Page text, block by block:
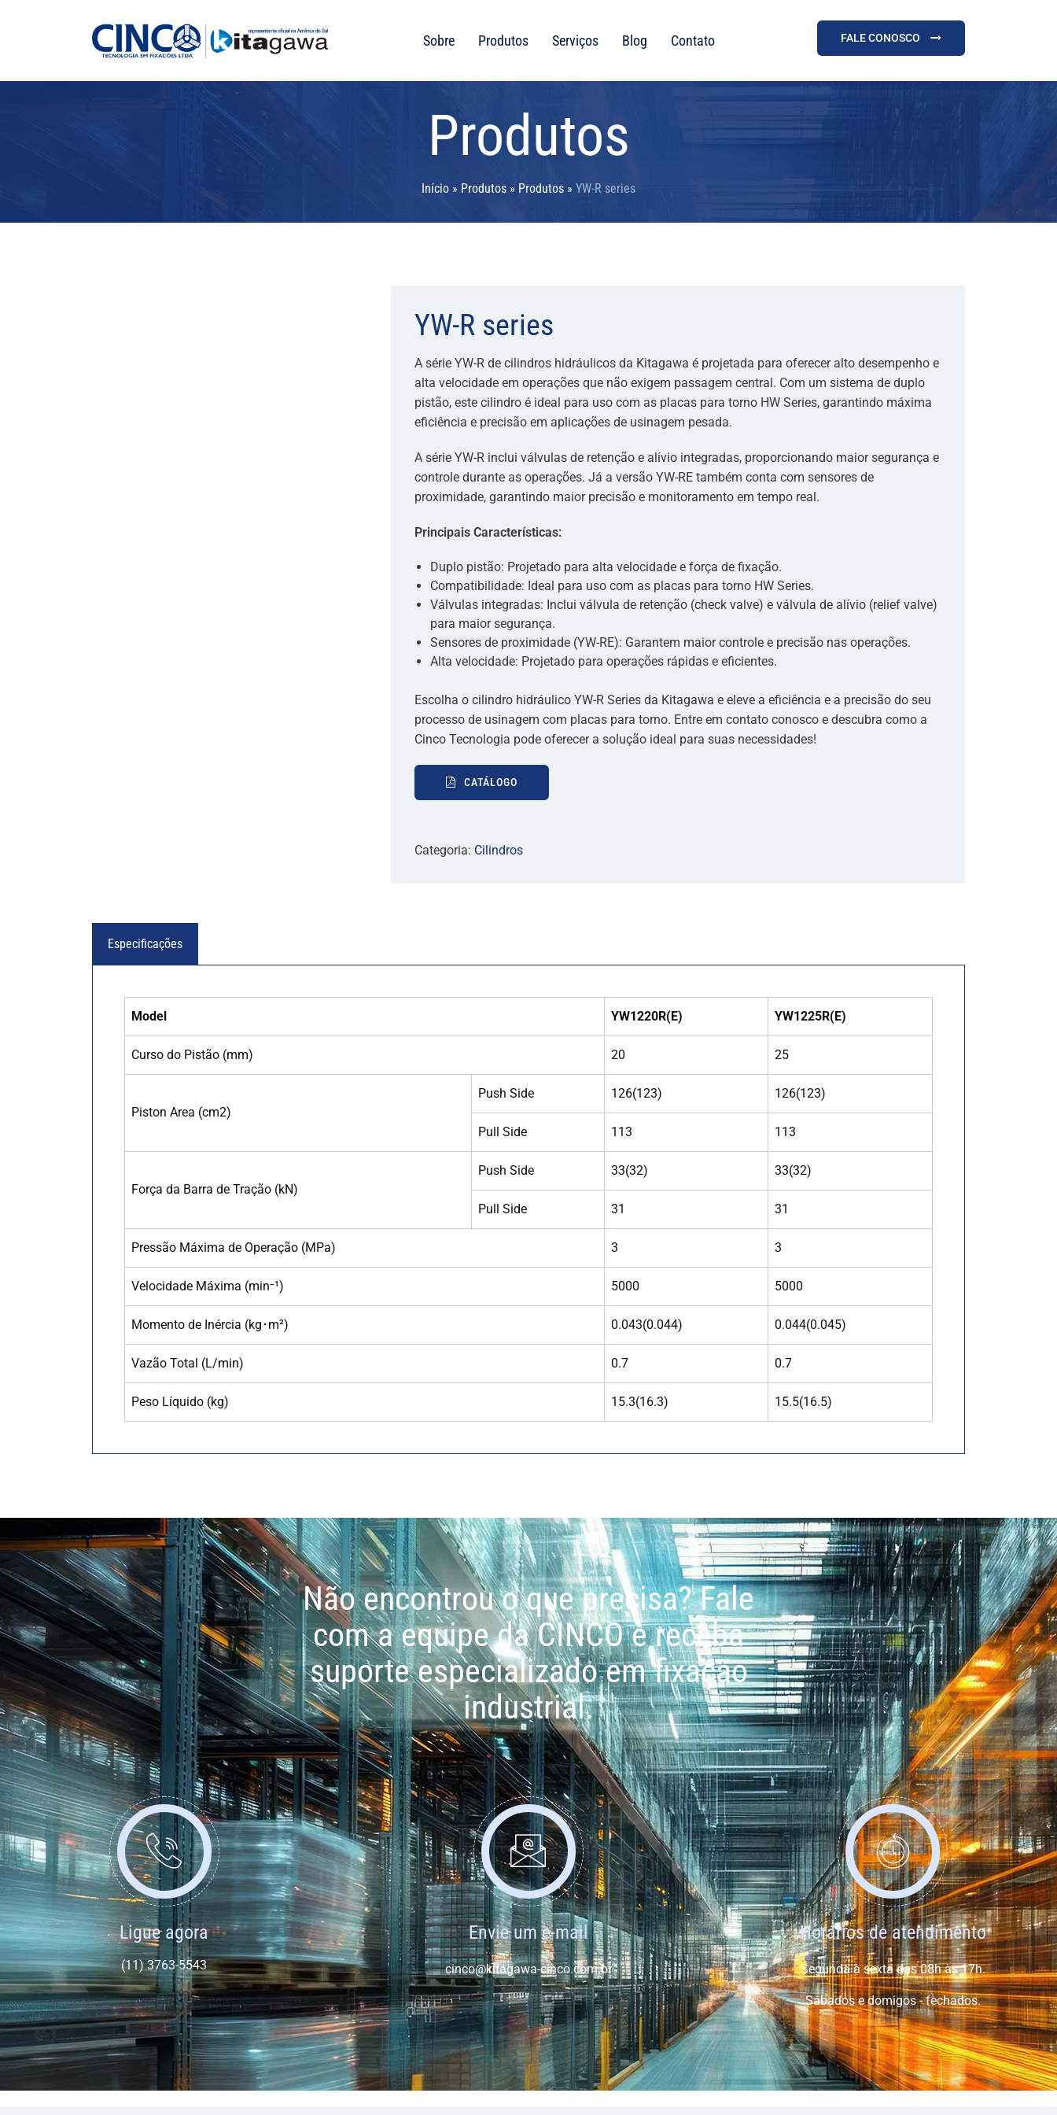
FALE CONOSCO
Sobre Produtos Serviços Blog Contato
Produtos
Início » Produtos » Produtos » YW-R series
YW-R series
A série YW-R de cilindros hidráulicos da Kitagawa é projetada para oferecer alto desempenho e
alta velocidade em operações que não exigem passagem central. Com um sistema de duplo
pistão, este cilindro é ideal para uso com as placas para torno HW Series, garantindo máxima
eficiência e precisão em aplicações de usinagem pesada.
A série YW-R inclui válvulas de retenção e alívio integradas, proporcionando maior segurança e
controle durante as operações. Já a versão YW-RE também conta com sensores de
proximidade, garantindo maior precisão e monitoramento em tempo real.
Principais Características:
Duplo pistão: Projetado para alta velocidade e força de fixação.
Compatibilidade: Ideal para uso com as placas para torno HW Series.
Válvulas integradas: Inclui válvula de retenção (check valve) e válvula de alívio (relief valve)
para maior segurança.
Sensores de proximidade (YW-RE): Garantem maior controle e precisão nas operações.
Alta velocidade: Projetado para operações rápidas e eficientes.
Escolha o cilindro hidráulico YW-R Series da Kitagawa e eleve a eficiência e a precisão do seu
processo de usinagem com placas para torno. Entre em contato conosco e descubra como a
Cinco Tecnologia pode oferecer a solução ideal para suas necessidades!
CATÁLOGO
Categoria: Cilindros
Especificações
Model YW1220R(E) YW1225R(E)
Curso do Pistão (mm) 20 25
Piston Area (cm2)
Push Side 126(123) 126(123)
Pull Side 113 113
Força da Barra de Tração (kN)
Push Side 33(32) 33(32)
Pull Side 31 31
Pressão Máxima de Operação (MPa) 3 3
Velocidade Máxima (min⁻¹) 5000 5000
Momento de Inércia (kg ･ m²) 0.043(0.044) 0.044(0.045)
Vazão Total (L/min) 0.7 0.7
Peso Líquido (kg) 15.3(16.3) 15.5(16.5)
Não encontrou o que precisa? Fale
com a equipe da CINCO e receba
suporte especializado em fixação
industrial.
Ligue agora
(11) 3763-5543
Envie um e-mail
cinco@kitagawa-cinco.com.br
Horários de atendimento
Segunda à sexta das 08h às 17h.
Sábados e domigos - fechados.